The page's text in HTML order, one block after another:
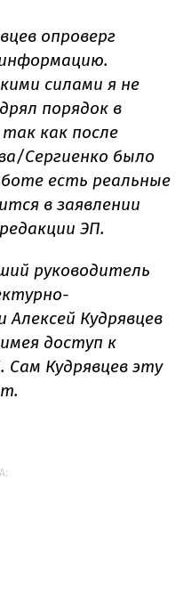
опроверг
силами я не
порядок в
как после
Сергиенко было
есть реальные
в заявлении
ЭП.
руководитель
Кудрявцев
доступ к
Сам Кудрявцев эту